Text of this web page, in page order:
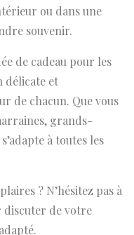
ou dans une
souvenir.
de cadeau pour les
délicate et
de chacun. Que vous
grands-
à toutes les
? N’hésitez pas à
de votre